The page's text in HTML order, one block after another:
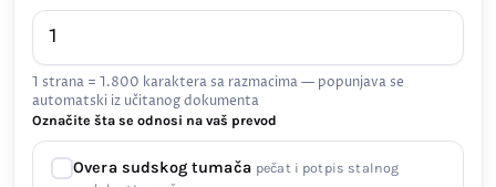
1 strana = 1.800 karaktera sa razmacima — popunjava se
automatski iz učitanog dokumenta
Označite šta se odnosi na vaš prevod
Overa sudskog tumača pečat i potpis stalnog